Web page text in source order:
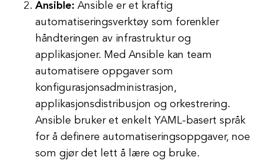
Ansible: Ansible er et kraftig
automatiseringsverktøy som forenkler
håndteringen av infrastruktur og
applikasjoner. Med Ansible kan team
automatisere oppgaver som
konfigurasjonsadministrasjon,
applikasjonsdistribusjon og orkestrering.
Ansible bruker et enkelt YAML-basert språk
for å definere automatiseringsoppgaver, noe
som gjør det lett å lære og bruke.